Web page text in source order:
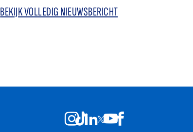
BEKIJK VOLLEDIG NIEUWSBERICHT